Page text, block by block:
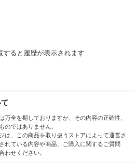
すると履歴が表示されます
万全を期しておりますが、その内容の正確性、
のではありません。
は、この商品を取り扱うストアによって運営さ
れている内容や商品、ご購入に関するご質問
わせください。